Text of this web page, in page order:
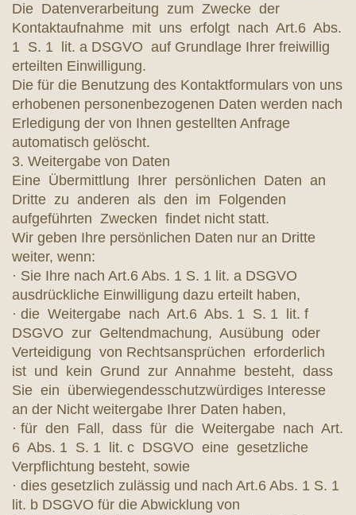
Die Datenverarbeitung zum Zwecke der
Kontaktaufnahme mit uns erfolgt nach Art.6 Abs.
1 S. 1 lit. a DSGVO auf Grundlage Ihrer freiwillig
erteilten Einwilligung.
Die für die Benutzung des Kontaktformulars von uns
erhobenen personenbezogenen Daten werden nach
Erledigung der von Ihnen gestellten Anfrage
automatisch gelöscht.
3. Weitergabe von Daten
Eine Übermittlung Ihrer persönlichen Daten an
Dritte zu anderen als den im Folgenden
aufgeführten Zwecken findet nicht statt.
Wir geben Ihre persönlichen Daten nur an Dritte
weiter, wenn:
· Sie Ihre nach Art.6 Abs. 1 S. 1 lit. a DSGVO
ausdrückliche Einwilligung dazu erteilt haben,
· die Weitergabe nach Art.6 Abs. 1 S. 1 lit. f
DSGVO zur Geltendmachung, Ausübung oder
Verteidigung von Rechtsansprüchen erforderlich
ist und kein Grund zur Annahme besteht, dass
Sie ein überwiegendesschutzwürdiges Interesse
an der Nicht weitergabe Ihrer Daten haben,
· für den Fall, dass für die Weitergabe nach Art.
6 Abs. 1 S. 1 lit. c DSGVO eine gesetzliche
Verpflichtung besteht, sowie
· dies gesetzlich zulässig und nach Art.6 Abs. 1 S. 1
lit. b DSGVO für die Abwicklung von